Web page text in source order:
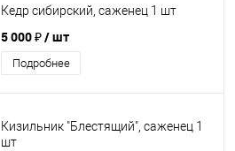
Кедр сибирский, саженец 1 шт
5 000 ₽/ шт
Подробнее
Кизильник "Блестящий", саженец 1
шт